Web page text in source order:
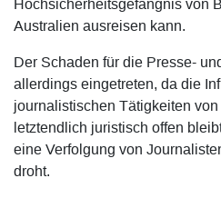
Hochsicherheitsgefängnis von
Australien ausreisen kann.
Der Schaden für die Presse-
allerdings eingetreten, da die
journalistischen Tätigkeiten
letztendlich juristisch offen
eine Verfolgung von
droht.